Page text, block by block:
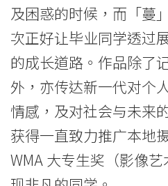
学
院
消
息
及困惑的时候，而「蔓
次正好让毕业同学透过
的成长道路。作品除了
外，亦传达新一代对个
情感，及对社会与未来
获得一直致力推广本地
WMA 大专生奖（影像